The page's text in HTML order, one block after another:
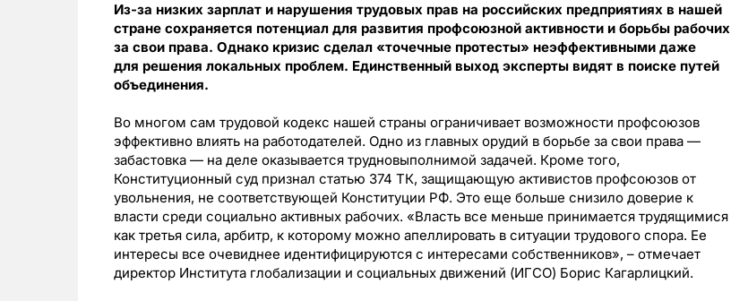
Из-за низких зарплат и нарушения трудовых прав на российских предприятиях в нашей
стране сохраняется потенциал для развития профсоюзной активности и борьбы рабочих
за свои права. Однако кризис сделал «точечные протесты» неэффективными даже
для решения локальных проблем. Единственный выход эксперты видят в поиске путей
объединения.
Во многом сам трудовой кодекс нашей страны ограничивает возможности профсоюзов
эффективно влиять на работодателей. Одно из главных орудий в борьбе за свои права —
забастовка — на деле оказывается трудновыполнимой задачей. Кроме того,
Конституционный суд признал статью 374 ТК, защищающую активистов профсоюзов от
увольнения, не соответствующей Конституции РФ. Это еще больше снизило доверие к
власти среди социально активных рабочих. «Власть все меньше принимается трудящимися
как третья сила, арбитр, к которому можно апеллировать в ситуации трудового спора. Ее
интересы все очевиднее идентифицируются с интересами собственников», – отмечает
директор Института глобализации и социальных движений (ИГСО) Борис Кагарлицкий.